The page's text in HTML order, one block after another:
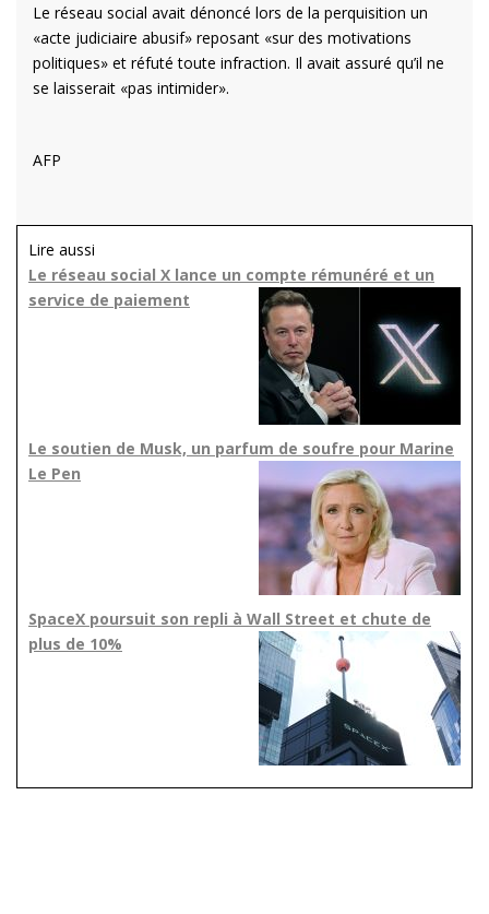
Le réseau social avait dénoncé lors de la perquisition un
«acte judiciaire abusif» reposant «sur des motivations
politiques» et réfuté toute infraction. Il avait assuré qu’il ne
se laisserait «pas intimider».
AFP
Lire aussi
Le réseau social X lance un compte rémunéré et un
service de paiement
Le soutien de Musk, un parfum de soufre pour Marine
Le Pen
SpaceX poursuit son repli à Wall Street et chute de
plus de 10%